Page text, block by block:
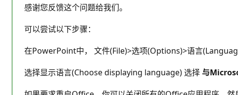
感谢您反馈这个问题给我们。
可以尝试以下步骤：
在PowerPoint中， 文件(File)>选项(Options)>语言
选择显示语言(Choose displaying language) 选择 与